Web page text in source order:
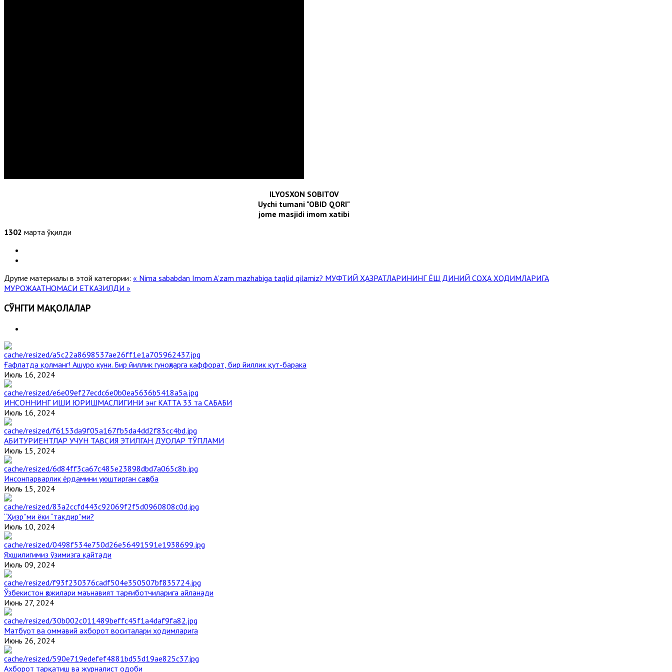
ILYOSXON SOBITOV
Uychi tumani "OBID QORI"
jome masjidi imom xatibi
1302 марта ўқилди
Другие материалы в этой категории: « Nima sababdan Imom Aʼzam mazhabiga taqlid qilamiz? МУФТИЙ ҲАЗРАТЛАРИНИНГ ЁШ ДИНИЙ СОҲА ХОДИМЛАРИГА
МУРОЖААТНОМАСИ ЕТКАЗИЛДИ »
СЎНГГИ МАҚОЛАЛАР
Ғафлатда қолманг! Ашуро куни. Бир йиллик гуноҳларга каффорат, бир йиллик қут-барака
Июль 16, 2024
ИНСОННИНГ ИШИ ЮРИШМАСЛИГИНИ энг КАТТА 33 та САБАБИ
Июль 16, 2024
АБИТУРИЕНТЛАР УЧУН ТАВСИЯ ЭТИЛГАН ДУОЛАР ТЎПЛАМИ
Июль 15, 2024
Инсонпарварлик ёрдамини уюштирган саҳоба
Июль 15, 2024
“Ҳизр”ми ёки “тақдир”ми?
Июль 10, 2024
Яхшилигимиз ўзимизга қайтади
Июль 09, 2024
Ўзбекистон ҳожилари маънавият тарғиботчиларига айланади
Июнь 27, 2024
Матбуот ва оммавий ахборот воситалари ходимларига
Июнь 26, 2024
Ахборот тарқатиш ва журналист одоби